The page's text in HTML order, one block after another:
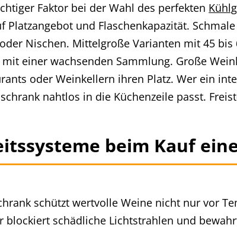
Faktor bei der Wahl des perfekten
Platzangebot und Flaschenkapazität.
Nischen. Mittelgroße Varianten mit 45
einer wachsenden Sammlung. Große
oder Weinkellern ihren Platz. Wer ein
nahtlos in die Küchenzeile passt.
beim Kauf
schützt wertvolle Weine nicht nur vor
blockiert schädliche Lichtstrahlen und